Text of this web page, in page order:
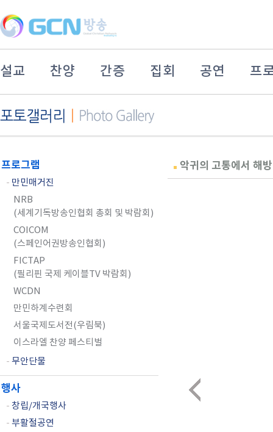
설교 찬양 간증 집회 공연 프
프로그램
- 만민매거진
NRB
(세계기독방송인협회 총회 및 박람회)
COICOM
(스페인어권방송인협회)
FICTAP
(필리핀 국제 케이블TV 박람회)
WCDN
만민하계수련회
서울국제도서전(우림북)
이스라엘 찬양 페스티벌
- 무안단물
행사
- 창립/개국행사
- 부활절공연
악귀의 고통에서 해